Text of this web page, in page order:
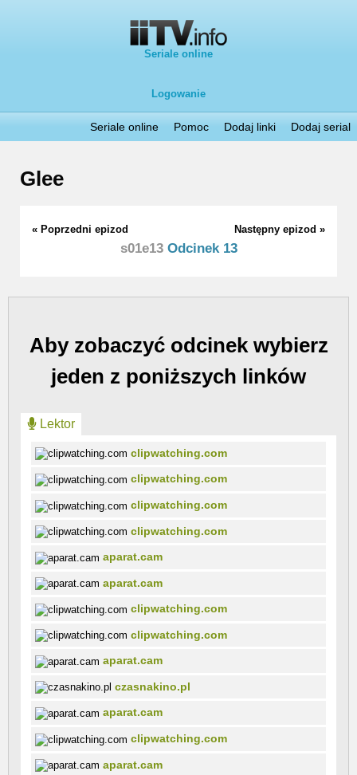
Seriale online
Logowanie
Seriale online Pomoc Dodaj linki Dodaj serial
Glee
« Poprzedni epizod Następny epizod »
s01e13Odcinek 13
Aby zobaczyć odcinek wybierz
jeden z poniższych linków
Lektor
clipwatching.com
clipwatching.com
clipwatching.com
clipwatching.com
aparat.cam
aparat.cam
clipwatching.com
clipwatching.com
aparat.cam
czasnakino.pl
aparat.cam
clipwatching.com
aparat.cam